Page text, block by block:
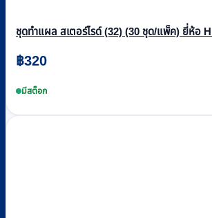
ชุดทำแผล สเตอร์ไรด์ (32) (30 ชุด/แพ็ค) ยี่ห้อ
฿320
มีสต็อก